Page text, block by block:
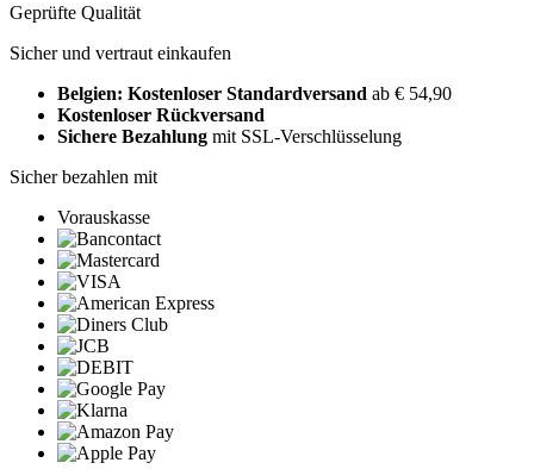
Geprüfte Qualität
Sicher und vertraut einkaufen
Belgien: Kostenloser Standardversand ab € 54,90
Kostenloser Rückversand
Sichere Bezahlung mit SSL-Verschlüsselung
Sicher bezahlen mit
Vorauskasse